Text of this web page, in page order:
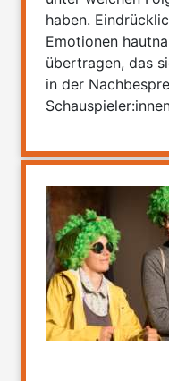
haben.
Emotionen
übertragen, das
in der